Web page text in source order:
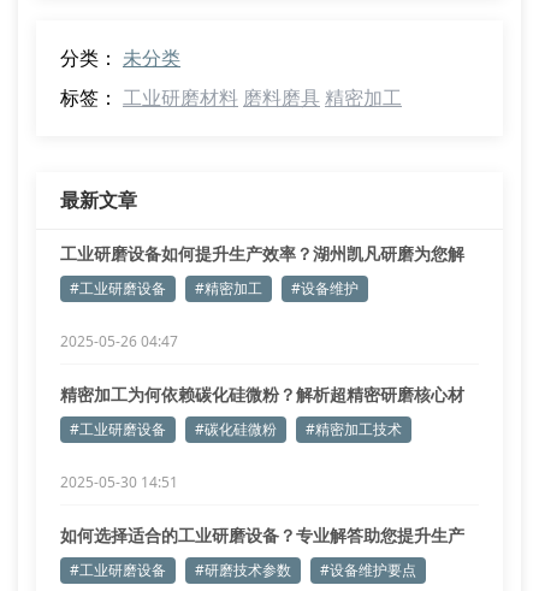
分类： 未分类
标签： 工业研磨材料 磨料磨具精密加工
最新文章
工业研磨设备如何提升生产效率？湖州凯凡研磨为您解
答#工业研磨设备 #精密加工 #设备维护
2025-05-26 04:47
精密加工为何依赖碳化硅微粉？解析超精密研磨核心材
料#工业研磨设备 #碳化硅微粉 #精密加工技术
2025-05-30 14:51
如何选择适合的工业研磨设备？专业解答助您提升生产
效率
#工业研磨设备 #研磨技术参数 #设备维护要点